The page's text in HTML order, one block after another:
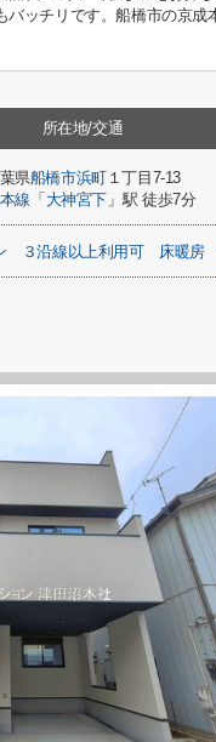
バッチリです。船橋市の京
所在地/交通
県船橋市浜町１丁目7-13
線 「 大神宮下 」駅 徒歩7分
３沿線以上利用可 床暖房